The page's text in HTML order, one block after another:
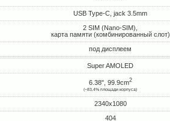
USB Type-C, jack 3.5mm
2 SIM (Nano-SIM),
карта памяти (комбинированный слот)
под дисплеем
Super AMOLED
6.38", 99.9cm2
(~83.4% площади корпуса)
2340x1080
404